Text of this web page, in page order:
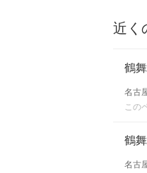
近く
鶴
名古
この
鶴
名古